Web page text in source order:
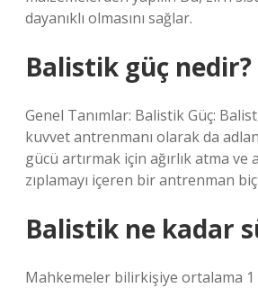
dayanıklı olmasını sağlar.
Balistik güç nedir?
Genel Tanımlar: Balistik Güç:
kuvvet antrenmanı olarak da
gücü artırmak için ağırlık atma ve
zıplamayı içeren bir antrenman
Balistik ne kadar
Mahkemeler bilirkişiye ortalama 1